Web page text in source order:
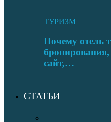
ТУРИЗМ
Почему отель
бронирования,
сайт,…
СТАТЬИ